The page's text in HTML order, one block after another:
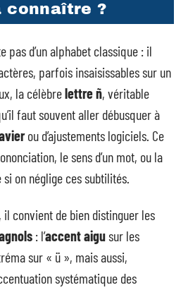
connaître ?
pas d’un alphabet classique : il
parfois insaisissables sur un
la célèbrelettre ñ, véritable
faut souvent aller débusquer à
ou d’ajustements logiciels. Ce
le sens d’un mot, ou la
on néglige ces subtilités.
convient de bien distinguer les
: l’accent aigusur les
sur « ü », mais aussi,
systématique des